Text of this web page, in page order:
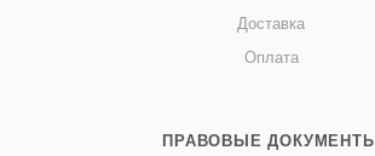
Доставка
Оплата
ПРАВОВЫЕ ДОКУМЕНТЫ